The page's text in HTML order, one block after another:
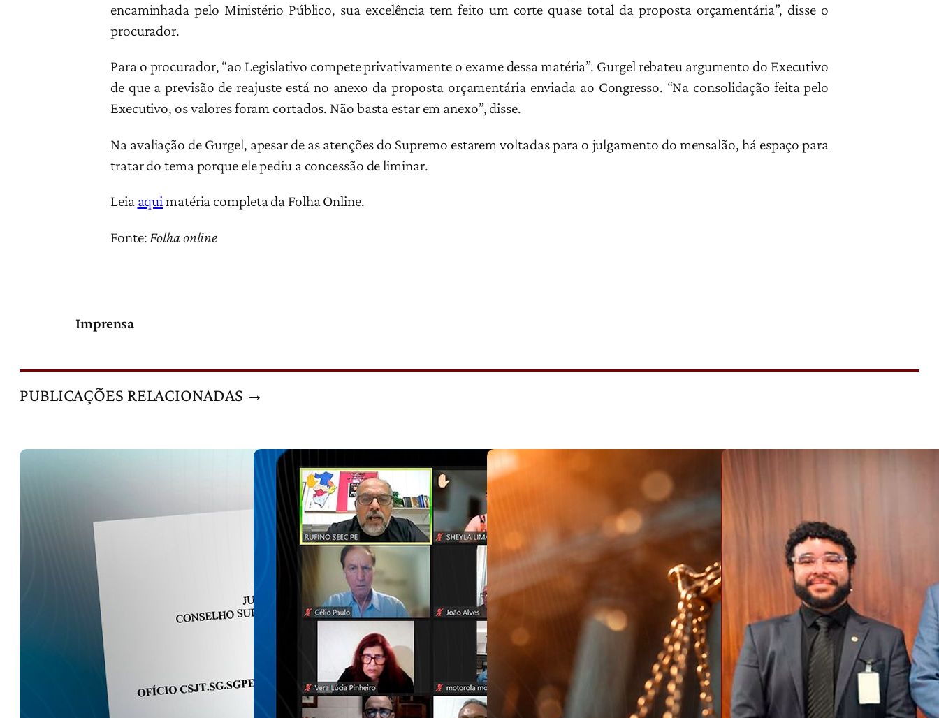
encaminhada pelo Ministério Público, sua excelência tem feito um corte quase total da proposta orçamentária”, disse o
procurador.
Para o procurador, “ao Legislativo compete privativamente o exame dessa matéria”. Gurgel rebateu argumento do Executivo
de que a previsão de reajuste está no anexo da proposta orçamentária enviada ao Congresso. “Na consolidação feita pelo
Executivo, os valores foram cortados. Não basta estar em anexo”, disse.
Na avaliação de Gurgel, apesar de as atenções do Supremo estarem voltadas para o julgamento do mensalão, há espaço para
tratar do tema porque ele pediu a concessão de liminar.
Leia aquimatéria completa da Folha Online.
Fonte:Folha online
Imprensa
PUBLICAÇÕES RELACIONADAS →